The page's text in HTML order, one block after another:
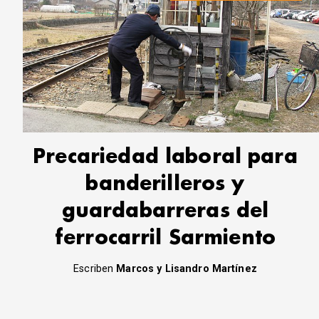
Precariedad laboral para
banderilleros y
guardabarreras del
ferrocarril Sarmiento
Escriben Marcos y Lisandro Martínez